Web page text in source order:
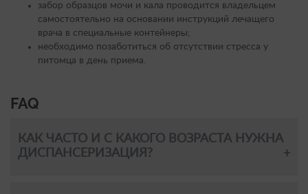
забор образцов мочи и кала проводится владельцем
самостоятельно на основании инструкций лечащего
врача в специальные контейнеры;
необходимо позаботиться об отсутствии стресса у
питомца в день приема.
FAQ
КАК ЧАСТО И С КАКОГО ВОЗРАСТА НУЖНА
ДИСПАНСЕРИЗАЦИЯ?